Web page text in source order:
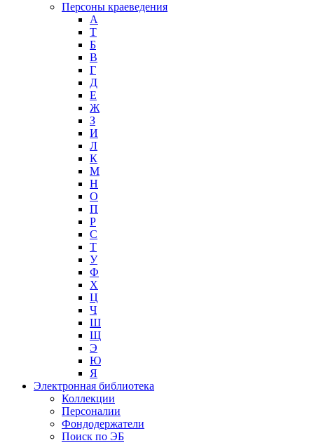
Персоны краеведения
А
T
Б
В
Г
Д
Е
Ж
З
И
Л
К
М
Н
О
П
Р
С
Т
У
Ф
Х
Ц
Ч
Ш
Щ
Э
Ю
Я
Электронная библиотека
Коллекции
Персоналии
Фондодержатели
Поиск по ЭБ